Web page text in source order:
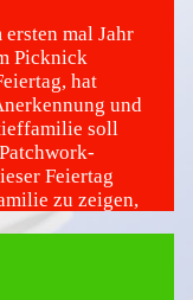
mal Jahr
Picknick
hat
und
soll
Feiertag
zu zeigen,